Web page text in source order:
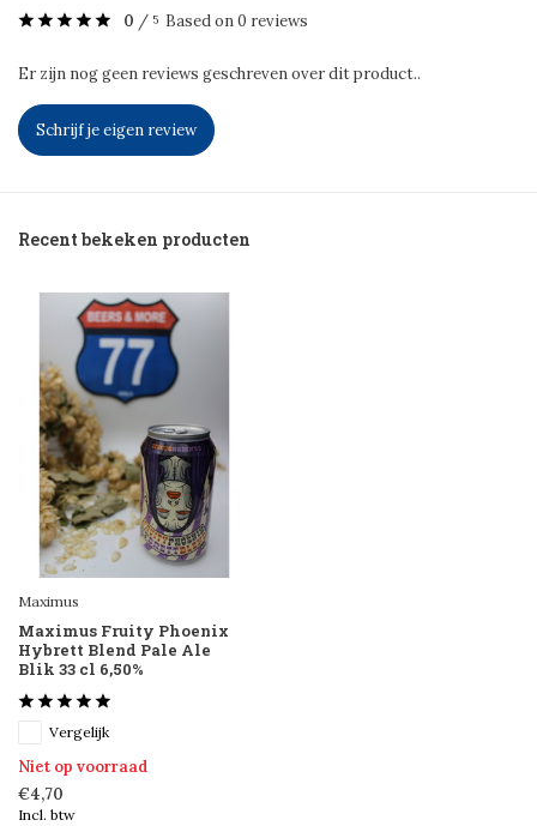
0 / 5 Based on 0 reviews
Er zijn nog geen reviews geschreven over dit product..
Schrijf je eigen review
Recent bekeken producten
Maximus
Maximus Fruity Phoenix
Hybrett Blend Pale Ale
Blik 33 cl 6,50%
Vergelijk
Niet op voorraad
€4,70
Incl. btw